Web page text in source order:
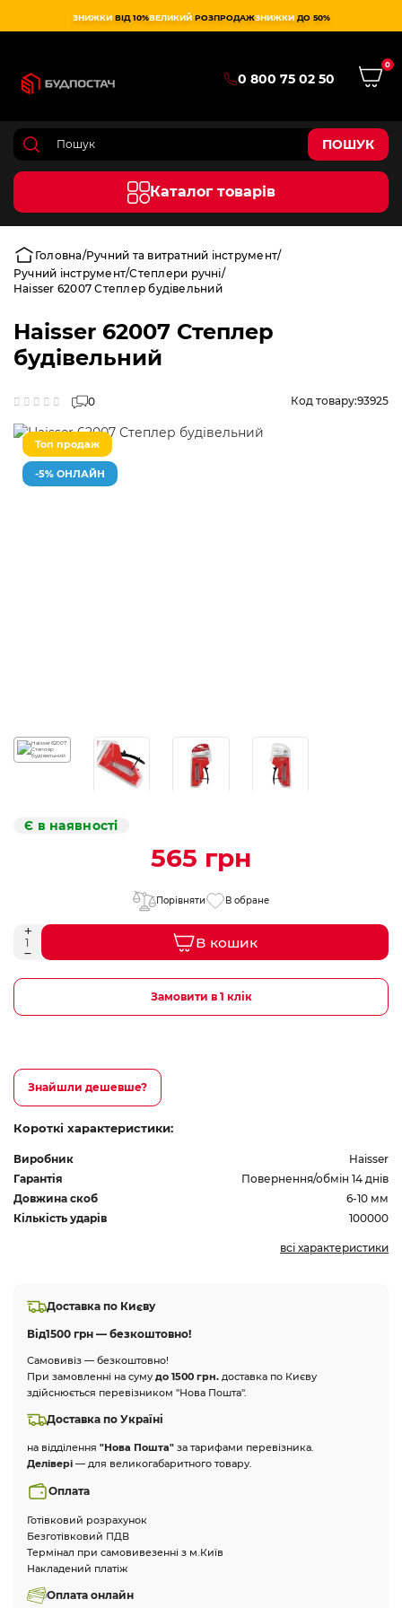
ЗНИЖКИ ВІД 10%ВЕЛИКИЙ РОЗПРОДАЖЗНИЖКИ ДО 50%
0 800 75 02 50
0
ПОШУК
Каталог товарів
Головна Ручний та витратний інструмент
Ручний інструмент Степлери ручні
Haisser 62007 Степлер будівельний
Haisser 62007 Степлер
будівельний
0 Код товару:93925
Топ продаж
-5% ОНЛАЙН
Є в наявності
565 грн
Порівняти В обране
В кошик
Замовити в 1 клік
Знайшли дешевше?
Короткі характеристики:
Виробник
Haisser
Гарантія
Повернення/обмін 14 днів
Довжина скоб
6-10 мм
Кількість ударів
100000
всі характеристики
Доставка по Києву
Від1500 грн — безкоштовно!
Самовивіз — безкоштовно!
При замовленні на суму до 1500 грн. доставка по Києву
здійснюється перевізником "Нова Пошта".
Доставка по Україні
на відділення "Нова Пошта" за тарифами перевізника.
Делівері — для великогабаритного товару.
Оплата
Готівковий розрахунок
Безготівковий ПДВ
Термінал при самовивезенні з м.Київ
Накладений платіж
Оплата онлайн